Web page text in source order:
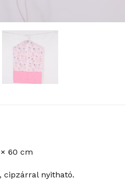
60 cm
cipzárral nyitható.